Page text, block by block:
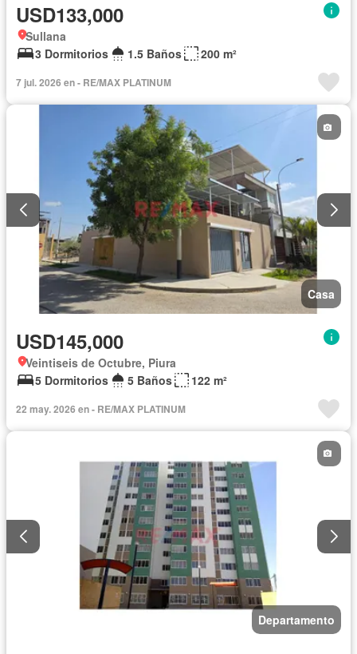
USD133,000
Sullana
3 Dormitorios
1.5 Baños 200 m²
7 jul. 2026 en - RE/MAX PLATINUM
Casa
USD145,000
Veintiseis de Octubre, Piura
5 Dormitorios
5 Baños 122 m²
22 may. 2026 en - RE/MAX PLATINUM
Departamento